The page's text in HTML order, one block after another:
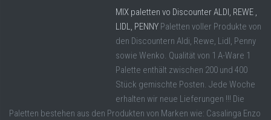
MIX paletten vo Discounter ALDI, REWE ,
LIDL, PENNY Paletten voller Produkte von
den Discountern Aldi, Rewe, Lidl, Penny
sowie Wenko. Qualität von 1 A-Ware 1
Palette enthält zwischen 200 und 400
Stück gemischte Posten. Jede Woche
erhalten wir neue Lieferungen !!! Die
Paletten bestehen aus den Produkten von Marken wie: Casalinga Enzo